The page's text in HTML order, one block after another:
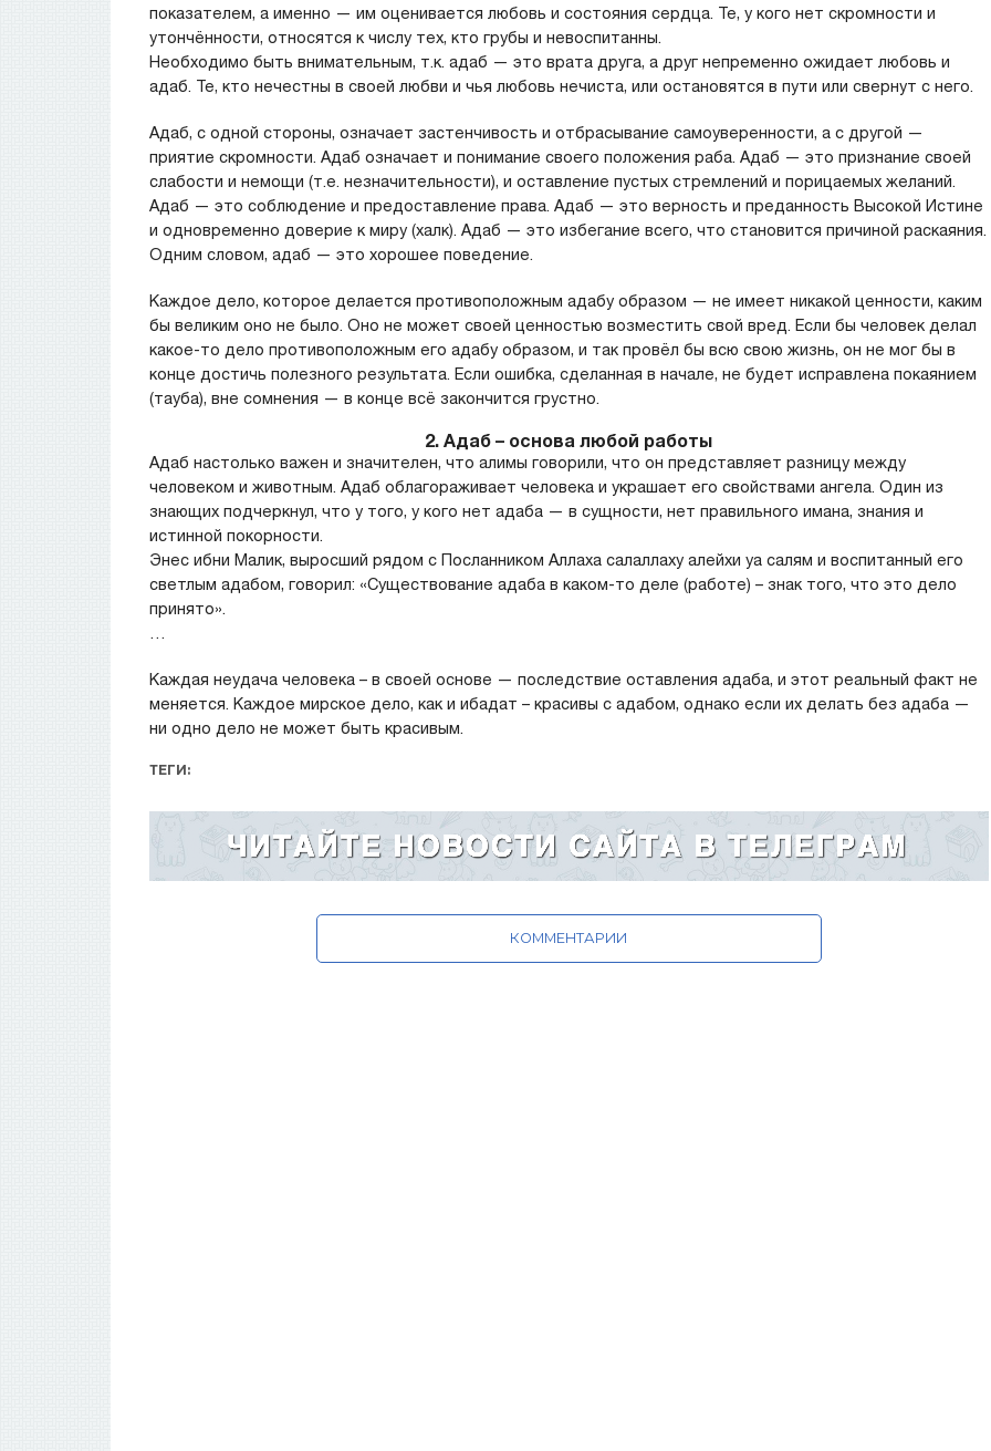
показателем, а именно — им оценивается любовь и состояния сердца. Те, у кого нет скромности и
утончённости, относятся к числу тех, кто грубы и невоспитанны.
Необходимо быть внимательным, т.к. адаб — это врата друга, а друг непременно ожидает любовь и
адаб. Те, кто нечестны в своей любви и чья любовь нечиста, или остановятся в пути или свернут с него.
Адаб, с одной стороны, означает застенчивость и отбрасывание самоуверенности, а с другой —
приятие скромности. Адаб означает и понимание своего положения раба. Адаб — это признание своей
слабости и немощи (т.е. незначительности), и оставление пустых стремлений и порицаемых желаний.
Адаб — это соблюдение и предоставление права. Адаб — это верность и преданность Высокой Истине
и одновременно доверие к миру (халк). Адаб — это избегание всего, что становится причиной раскаяния.
Одним словом, адаб — это хорошее поведение.
Каждое дело, которое делается противоположным адабу образом — не имеет никакой ценности, каким
бы великим оно не было. Оно не может своей ценностью возместить свой вред. Если бы человек делал
какое-то дело противоположным его адабу образом, и так провёл бы всю свою жизнь, он не мог бы в
конце достичь полезного результата. Если ошибка, сделанная в начале, не будет исправлена покаянием
(тауба), вне сомнения — в конце всё закончится грустно.
2. Адаб – основа любой работы
Адаб настолько важен и значителен, что алимы говорили, что он представляет разницу между
человеком и животным. Адаб облагораживает человека и украшает его свойствами ангела. Один из
знающих подчеркнул, что у того, у кого нет адаба — в сущности, нет правильного имана, знания и
истинной покорности.
Энес ибни Малик, выросший рядом с Посланником Аллаха салаллаху алейхи уа салям и воспитанный его
светлым адабом, говорил: «Существование адаба в каком-то деле (работе) – знак того, что это дело
принято».
…
Каждая неудача человека – в своей основе — последствие оставления адаба, и этот реальный факт не
меняется. Каждое мирское дело, как и ибадат – красивы с адабом, однако если их делать без адаба —
ни одно дело не может быть красивым.
ТЕГИ:
КОММЕНТАРИИ